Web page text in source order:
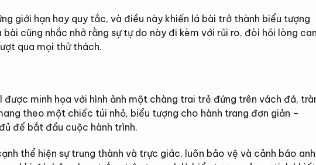
giới hạn hay quy tắc, và điều này khiến lá bài trở thành biểu tượng
cũng nhắc nhở rằng sự tự do này đi kèm với rủi ro, đòi hỏi lòng
qua mọi thử thách.
minh họa với hình ảnh một chàng trai trẻ đứng trên vách đá,
theo một chiếc túi nhỏ, biểu tượng cho hành trang đơn giản –
để bắt đầu cuộc hành trình.
thể hiện sự trung thành và trực giác, luôn bảo vệ và cảnh báo anh